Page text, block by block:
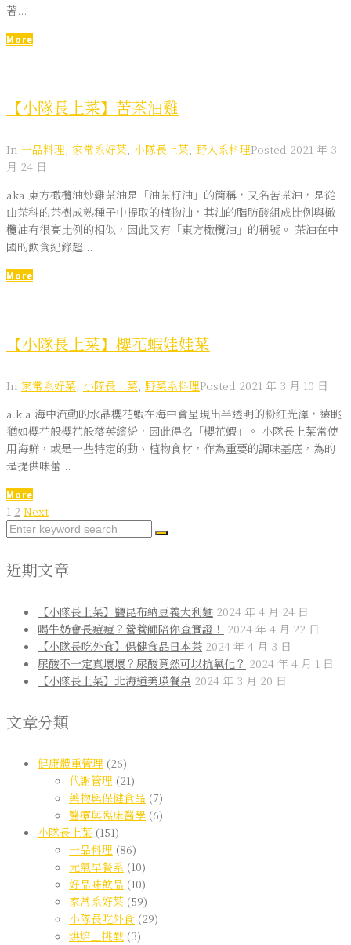
著...
More
【小隊長上菜】苦茶油雞
In 一品料理 家常系好菜 小隊長上菜 野人系料理Posted 2021 年 3
月 24 日
aka 東方橄欖油炒雞茶油是「油茶籽油」的簡稱，又名苦茶油，是從
山茶科的茶樹成熟種子中提取的植物油，其油的脂肪酸組成比例與橄
欖油有很高比例的相似，因此又有「東方橄欖油」的稱號。 茶油在中
國的飲食紀錄超...
More
【小隊長上菜】櫻花蝦娃娃菜
In 家常系好菜 小隊長上菜 野菜系料理Posted 2021 年 3 月 10 日
a.k.a 海中流動的水晶櫻花蝦在海中會呈現出半透明的粉紅光澤，遠眺
猶如櫻花般櫻花般落英繽紛，因此得名「櫻花蝦」。 小隊長上菜常使
用海鮮，或是一些特定的動、植物食材，作為重要的調味基底，為的
是提供味蕾...
More
文
章
分
1 2 Next
Next
Search
近期文章
【小隊長上菜】鹽昆布納豆義大利麵 2024 年 4 月 24 日
喝牛奶會長痘痘？營養師陪你查實證！ 2024 年 4 月 22 日
【小隊長吃外食】保健食品日本茶 2024 年 4 月 3 日
尿酸不一定真壞壞？尿酸竟然可以抗氧化？ 2024 年 4 月 1 日
【小隊長上菜】北海道美瑛餐桌 2024 年 3 月 20 日
文章分類
健康體重管理 (26)
代謝管理 (21)
藥物與保健食品 (7)
醫療與臨床醫學 (6)
小隊長上菜 (151)
一品料理 (86)
元氣早餐系 (10)
好品味飲品 (10)
家常系好菜 (59)
小隊長吃外食 (29)
烘焙王挑戰 (3)